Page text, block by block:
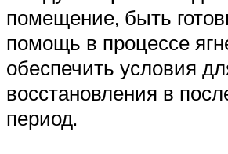
помещение, быть
помощь в процессе
обеспечить условия
восстановления в
период.